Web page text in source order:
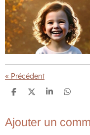
« Précédent
P
t
a
P
t
a
P
t
a
P
t
a
Ajouter un